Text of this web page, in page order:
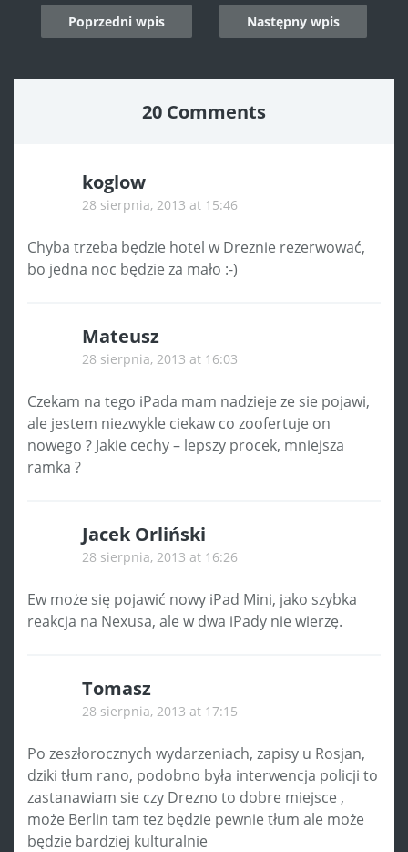
Post
navigation
Poprzedni wpis Następny wpis
20 Comments
koglow
28 sierpnia, 2013 at 15:46
Chyba trzeba będzie hotel w Dreznie rezerwować,
bo jedna noc będzie za mało :-)
Mateusz
28 sierpnia, 2013 at 16:03
Czekam na tego iPada mam nadzieje ze sie pojawi,
ale jestem niezwykle ciekaw co zoofertuje on
nowego ? Jakie cechy – lepszy procek, mniejsza
ramka ?
Jacek Orliński
28 sierpnia, 2013 at 16:26
Ew może się pojawić nowy iPad Mini, jako szybka
reakcja na Nexusa, ale w dwa iPady nie wierzę.
Tomasz
28 sierpnia, 2013 at 17:15
Po zeszłorocznych wydarzeniach, zapisy u Rosjan,
dziki tłum rano, podobno była interwencja policji to
zastanawiam sie czy Drezno to dobre miejsce ,
może Berlin tam tez będzie pewnie tłum ale może
będzie bardziej kulturalnie